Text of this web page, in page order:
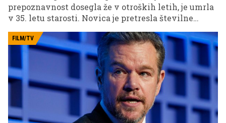
prepoznavnost dosegla že v otroških letih, je umrla
v 35. letu starosti. Novica je pretresla številne
oboževalce, saj je bila povezana z nekaterimi najbolj
prepoznavnimi filmskimi uspešnicami začetka
tega tisočletja.
FILM/TV